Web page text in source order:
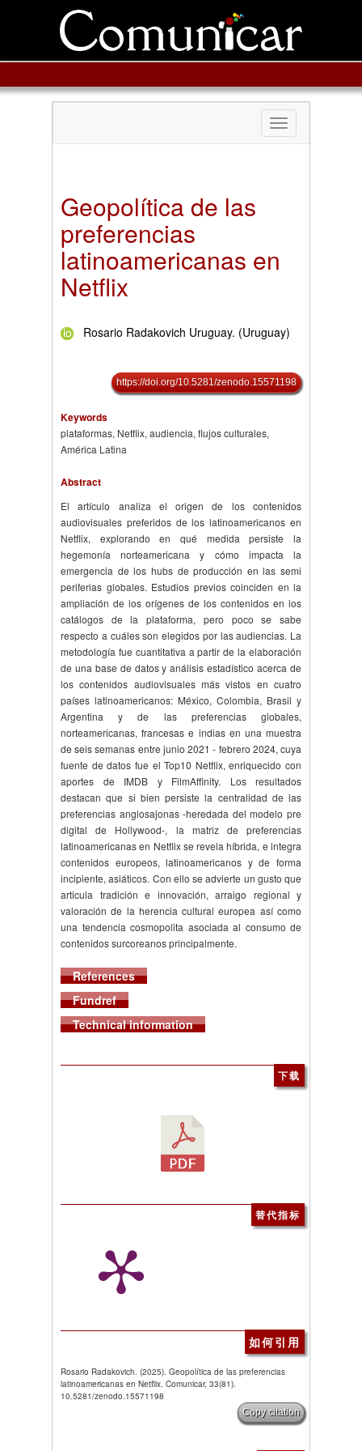
Toggle
navigation
Geopolítica de las
preferencias
latinoamericanas en
Netflix
Rosario Radakovich Uruguay. (Uruguay)
https://doi.org/10.5281/zenodo.15571198
Keywords
plataformas, Netflix, audiencia, flujos culturales,
América Latina
Abstract
El artículo analiza el origen de los contenidos
audiovisuales preferidos de los latinoamericanos en
Netflix, explorando en qué medida persiste la
hegemonía norteamericana y cómo impacta la
emergencia de los hubs de producción en las semi
periferias globales. Estudios previos coinciden en la
ampliación de los orígenes de los contenidos en los
catálogos de la plataforma, pero poco se sabe
respecto a cuáles son elegidos por las audiencias. La
metodología fue cuantitativa a partir de la elaboración
de una base de datos y análisis estadístico acerca de
los contenidos audiovisuales más vistos en cuatro
países latinoamericanos: México, Colombia, Brasil y
Argentina y de las preferencias globales,
norteamericanas, francesas e indias en una muestra
de seis semanas entre junio 2021 - febrero 2024, cuya
fuente de datos fue el Top10 Netflix, enriquecido con
aportes de IMDB y FilmAffinity. Los resultados
destacan que si bien persiste la centralidad de las
preferencias anglosajonas -heredada del modelo pre
digital de Hollywood-, la matriz de preferencias
latinoamericanas en Netflix se revela híbrida, e integra
contenidos europeos, latinoamericanos y de forma
incipiente, asiáticos. Con ello se advierte un gusto que
articula tradición e innovación, arraigo regional y
valoración de la herencia cultural europea así como
una tendencia cosmopolita asociada al consumo de
contenidos surcoreanos principalmente.
References
Fundref
Technical information
下载
替代指标
如何引用
Rosario Radakovich. (2025). Geopolítica de las preferencias
latinoamericanas en Netflix. Comunicar, 33(81).
10.5281/zenodo.15571198
Copy citation